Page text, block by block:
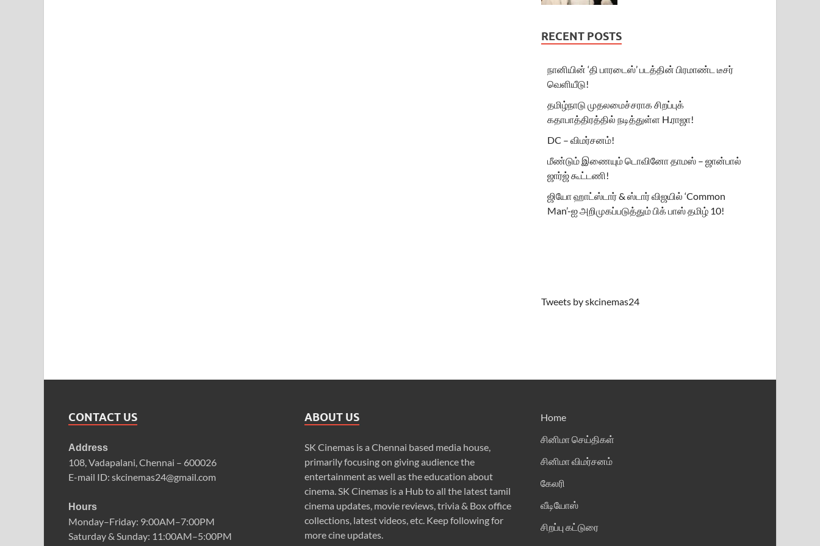
RECENT POSTS
நானியின் ‘தி பாரடைஸ்’ படத்தின் பிரமாண்ட டீசர்
வெளியீடு!
தமிழ்நாடு முதலமைச்சராக சிறப்புக்
கதாபாத்திரத்தில் நடித்துள்ள H.ராஜா!
DC – விமர்சனம்!
மீண்டும் இணையும் டொவினோ தாமஸ் – ஜான்பால்
ஜார்ஜ் கூட்டணி!
ஜியோ ஹாட்ஸ்டார் & ஸ்டார் விஜயில் ‘Common
Man’-ஐ அறிமுகப்படுத்தும் பிக் பாஸ் தமிழ் 10!
Tweets by skcinemas24
CONTACT US
Address
108, Vadapalani, Chennai – 600026
E-mail ID: skcinemas24@gmail.com
Hours
Monday–Friday: 9:00AM–7:00PM
Saturday & Sunday: 11:00AM–5:00PM
ABOUT US
SK Cinemas is a Chennai based media house,
primarily focusing on giving audience the
entertainment as well as the education about
cinema. SK Cinemas is a Hub to all the latest tamil
cinema updates, movie reviews, trivia & Box office
collections, latest videos, etc. Keep following for
more cine updates.
Home
சினிமா செய்திகள்
சினிமா விமர்சனம்
கேலரி
வீடியோஸ்
சிறப்பு கட்டுரை